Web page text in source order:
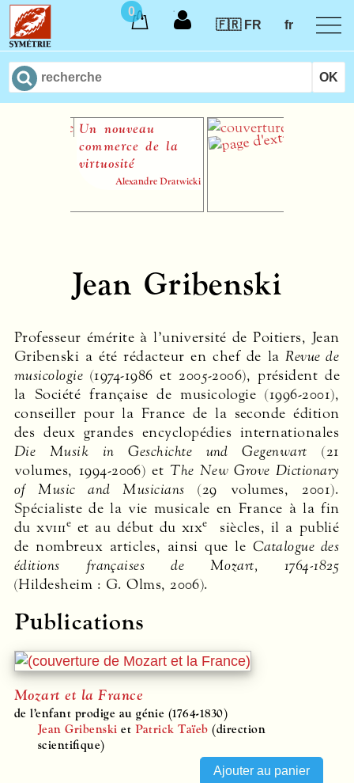
0
🇫🇷 FR
fr
Un nouveau
commerce de la
virtuosité
Alexandre Dratwicki
Hérold en Italie
Alexandre
Jean Gribenski
Professeur émérite à l’université de Poitiers, Jean
Gribenski a été rédacteur en chef de laRevue de
musicologie (1974-1986 et 2005-2006), président de
la Société française de musicologie (1996-2001),
conseiller pour la France de la seconde édition
des deux grandes encyclopédies internationales
Die Musik in Geschichte und Gegenwart (21
volumes, 1994-2006) etThe New Grove Dictionary
of Music and Musicians (29 volumes, 2001).
Spécialiste de la vie musicale en France à la fin
duxviiie et au début du xixe
siècles, il a publié
de nombreux articles, ainsi que le Catalogue des
éditions françaises de Mozart, 1764-1825
(Hildesheim : G. Olms, 2006).
Publications
Mozart et la France
de l’enfant prodige au génie (1764-1830)
Jean Gribenski et Patrick Taïeb (direction
scientifique)